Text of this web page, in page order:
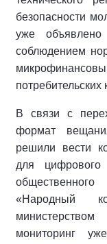
безопасности
уже
соблюдением
потребительских
В связи с
формат
решили вести
для
«Народный
мониторинг